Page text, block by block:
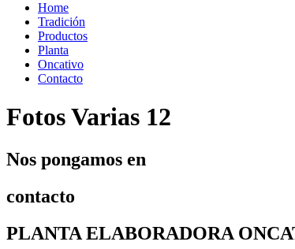
Home
Tradición
Productos
Planta
Oncativo
Contacto
Fotos Varias 12
Nos pongamos en
contacto
PLANTA ELABORADORA